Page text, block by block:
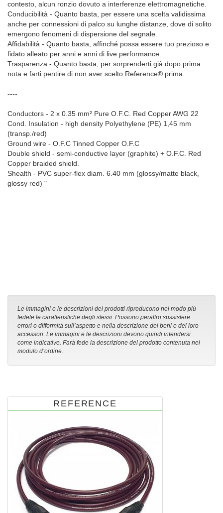
contesto, alcun ronzio dovuto a interferenze elettromagnetiche.
Conducibilità - Quanto basta, per essere una scelta validissima
anche per connessioni di palco su lunghe distanze, dove di solito
emergono fenomeni di dispersione del segnale.
Affidabilità - Quanto basta, affinché possa essere tuo prezioso e
fidato alleato per anni e anni di live performance.
Trasparenza - Quanto basta, per sorprenderti già dopo prima
nota e farti pentire di non aver scelto Reference® prima.
----
Conductors - 2 x 0.35 mm² Pure O.F.C. Red Copper AWG 22
Cond. Insulation - high density Polyethylene (PE) 1,45 mm
(transp./red)
Ground wire - O.F.C Tinned Copper O.F.C
Double shield - semi-conductive layer (graphite) + O.F.C. Red
Copper braided shield.
Shealth - PVC super-flex diam. 6.40 mm (glossy/matte black,
glossy red) "
Le immagini e le descrizioni dei prodotti riproducono nel modo più
fedele le caratteristiche degli stessi. Possono peraltro sussistere
errori o difformità sull’aspetto e nella descrizione dei beni e dei loro
accessori. Le immagini e le descrizioni devono quindi intendersi
come indicative. Farà fede la descrizione del prodotto contenuta nel
modulo d’ordine.
REFERENCE